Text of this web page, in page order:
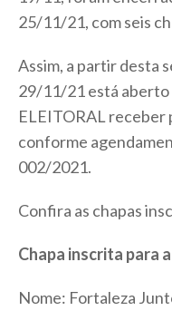
25/11/21, com seis
Assim, a partir desta
29/11/21 está aberto
ELEITORAL receber
conforme
002/2021.
Confira as chapas
Chapa inscrita para
Nome: Fortaleza